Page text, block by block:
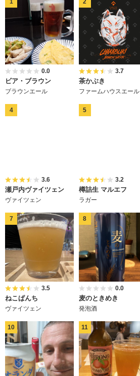
0.0
ビア・ブラウン
ブラウンエール
3.7
茶かぶき
ファームハウスエール
3.6
瀬戸内ヴァイツェン
ヴァイツェン
3.2
樽詰生 マルエフ
ラガー
3.5
ねこぱんち
ヴァイツェン
0.0
麦のときめき
発泡酒